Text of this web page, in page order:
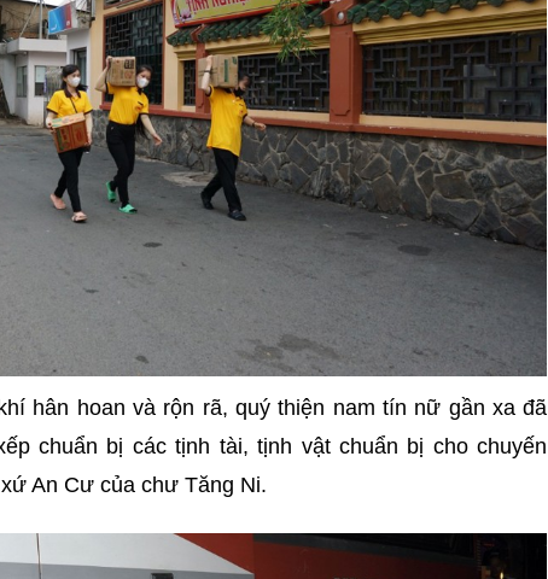
hân hoan và rộn rã, quý thiện nam tín nữ gần xa đã
chuẩn bị các tịnh tài, tịnh vật chuẩn bị cho chuyến
An Cư của chư Tăng Ni.